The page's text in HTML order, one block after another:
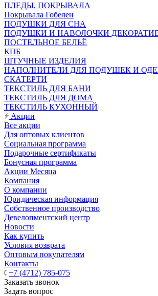
ПЛЕДЫ, ПОКРЫВАЛА
Покрывала Гобелен
ПОДУШКИ ДЛЯ СНА
ПОДУШКИ И НАВОЛОЧКИ
ПОСТЕЛЬНОЕ БЕЛЬЁ
КПБ
ШТУЧНЫЕ ИЗДЕЛИЯ
НАПОЛНИТЕЛИ ДЛЯ ПОДУШЕК И
СКАТЕРТИ
ТЕКСТИЛЬ ДЛЯ БАНИ
ТЕКСТИЛЬ ДЛЯ ДОМА
ТЕКСТИЛЬ КУХОННЫЙ
Акции
Все акции
Для оптовых клиентов
Социальная программа
Подарочные сертификаты
Бонусная программа
Акции Месяца
Компания
О компании
Юридическая информация
Собственное производство
Девелопментский центр
Новости
Как купить
Условия возврата
Оптовым покупателям
Контакты
+7 (4712) 785-075
Заказать звонок
Задать вопрос